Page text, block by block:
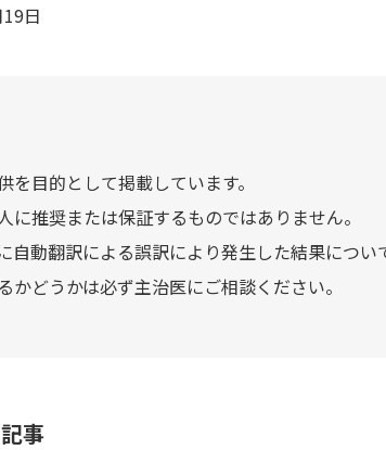
日
目的として掲載しています。
に推奨または保証するものではありません。
自動翻訳による誤訳により発生した結果につい
かどうかは必ず主治医にご相談ください。
事